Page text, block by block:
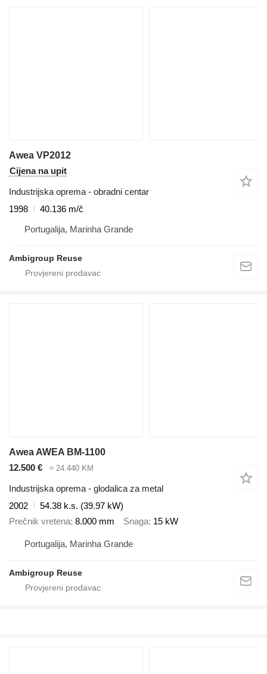
Awea VP2012
Cijena na upit
Industrijska oprema - obradni centar
1998
40.136 m/č
Portugalija, Marinha Grande
Ambigroup Reuse
Awea AWEA BM-1100
12.500 €
≈ 24.440 KM
Industrijska oprema - glodalica za metal
2002
54.38 k.s. (39.97 kW)
Prečnik vretena 8.000 mm Snaga 15 kW
Portugalija, Marinha Grande
Ambigroup Reuse